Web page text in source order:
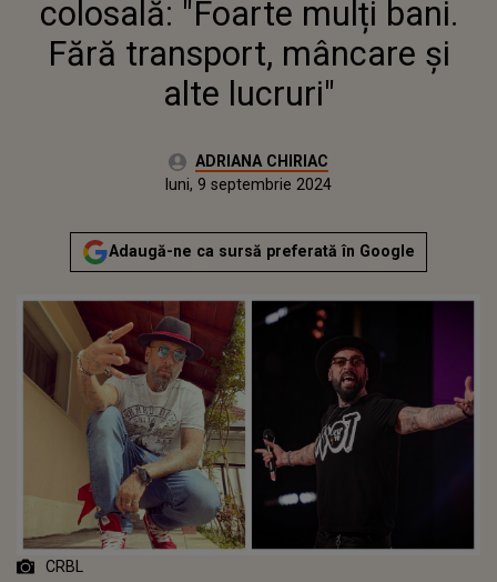
colosală: "Foarte mulți bani.
Fără transport, mâncare și
alte lucruri"
Autor:ADRIANA CHIRIAC
sâmbătă, 9 septembrie 2023
Actualizat:
luni, 9 septembrie 2024
Adaugă-ne ca sursă preferată în Google
CRBL